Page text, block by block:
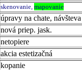
skenovanie, mapovanie
úpravy na chate, návšteva
nová priep. jask.
netopiere
akcia estetizačná
kopanie